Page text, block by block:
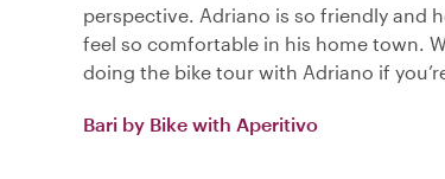
perspective. Adriano is so friendly and
feel so comfortable in his home town.
doing the bike tour with Adriano if
Bari by Bike with Aperitivo